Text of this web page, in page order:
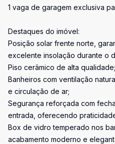
1 vaga de garagem exclusiva
Destaques do imóvel:
Posição solar frente norte,
excelente insolação durante o
Piso cerâmico de alta qualidade;
Banheiros com ventilação
e circulação de ar;
Segurança reforçada com
entrada, oferecendo
Box de vidro temperado nos
acabamento moderno e